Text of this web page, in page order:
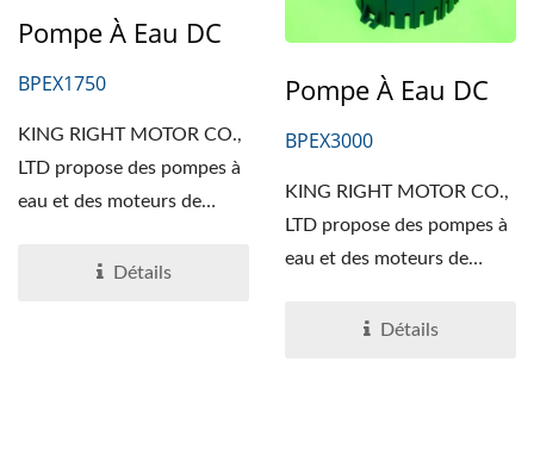
Pompe À Eau DC
BPEX1750
KING RIGHT MOTOR CO.,
LTD propose des pompes à
eau et des moteurs de
Détails
Pompe À Eau DC
BPEX3000
KING RIGHT MOTOR CO.,
LTD propose des pompes à
eau et des moteurs de
Détails